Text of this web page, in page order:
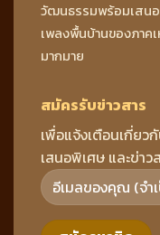
วัฒนธรรมพร้อมเสนอ
เพลงพื้นบ้านของภาค
มากมาย
สมัครรับข่าวสาร
เพื่อแจ้งเตือนเกี่ย
เสนอพิเศษ และข่าว